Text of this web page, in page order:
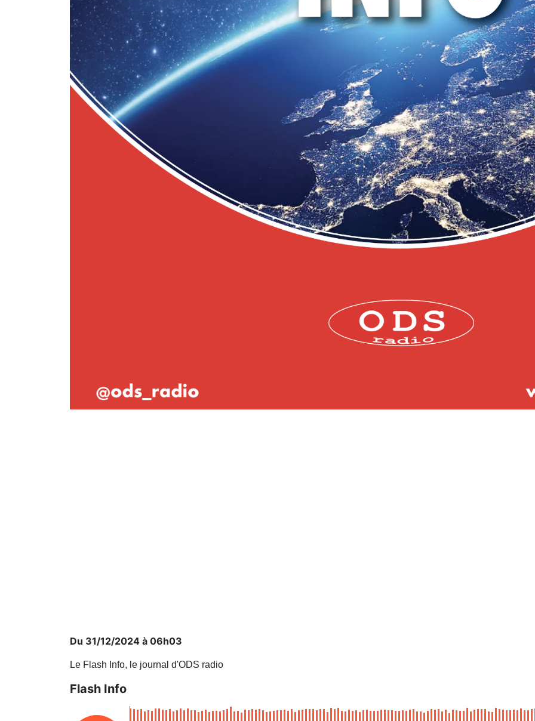
Du 31/12/2024 à 06h03
Le Flash Info, le journal d'ODS radio
Flash Info